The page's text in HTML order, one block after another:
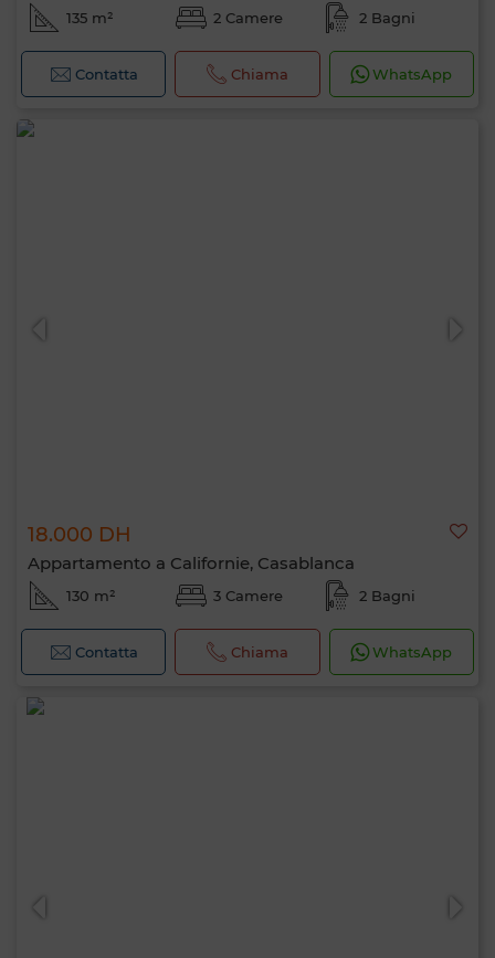
135 m² 2 Camere 2 Bagni
Contatta Chiama WhatsApp
18.000 DH
Appartamento a Californie, Casablanca
130 m² 3 Camere 2 Bagni
Contatta Chiama WhatsApp